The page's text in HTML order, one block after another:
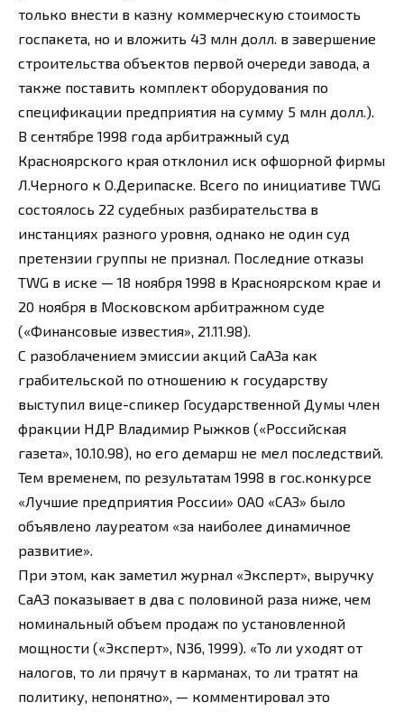
только внести в казну коммерческую стоимость
госпакета, но и вложить 43 млн долл. в завершение
строительства объектов первой очереди завода, а
также поставить комплект оборудования по
спецификации предприятия на сумму 5 млн долл.).
В сентябре 1998 года арбитражный суд
Красноярского края отклонил иск офшорной фирмы
Л.Черного к О.Дерипаске. Всего по инициативе TWG
состоялось 22 судебных разбирательства в
инстанциях разного уровня, однако не один суд
претензии группы не признал. Последние отказы
TWG в иске — 18 ноября 1998 в Красноярском крае и
20 ноября в Московском арбитражном суде
(«Финансовые известия», 21.11.98).
С разоблачением эмиссии акций СаАЗа как
грабительской по отношению к государству
выступил вице-спикер Государственной Думы член
фракции НДР Владимир Рыжков («Российская
газета», 10.10.98), но его демарш не мел последствий.
Тем временем, по результатам 1998 в гос.конкурсе
«Лучшие предприятия России» ОАО «САЗ» было
объявлено лауреатом «за наиболее динамичное
развитие».
При этом, как заметил журнал «Эксперт», выручку
СаАЗ показывает в два с половиной раза ниже, чем
номинальный объем продаж по установленной
мощности («Эксперт», N36, 1999). «То ли уходят от
налогов, то ли прячут в карманах, то ли тратят на
политику, непонятно», — комментировал это